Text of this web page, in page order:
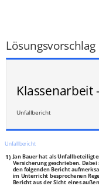
Lösungsvorschlag
Klassenarbeit
Unfallbericht
Unfallbericht
1) Jan Bauer hat als
Versicherung geschrieben.
den folgenden Bericht
im Unterricht besprochenen
Bericht aus der Sicht eines